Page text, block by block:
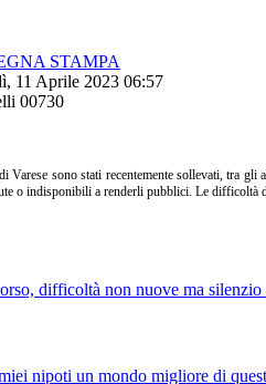
STAMPA
11 Aprile 2023 06:57
00730
Varese sono stati recentemente sollevati, tra
o indisponibili a renderli pubblici. Le difficoltà
difficoltà non nuove ma silenzio
nipoti un mondo migliore di